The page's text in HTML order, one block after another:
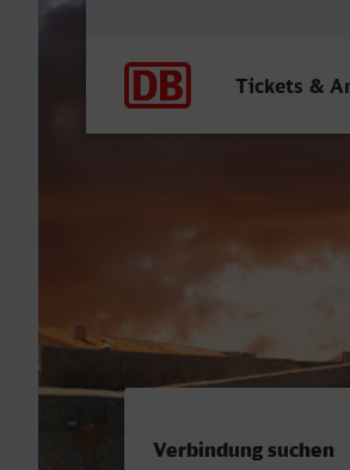
Tickets &
Bremen Hbf -
Verbindung suchen